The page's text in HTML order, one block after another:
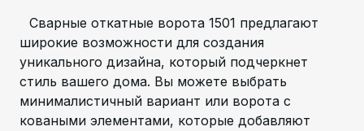
Сварные откатные ворота 1501 предлагают
широкие возможности для создания
уникального дизайна, который подчеркнет
стиль вашего дома. Вы можете выбрать
минималистичный вариант или ворота с
коваными элементами, которые добавляют